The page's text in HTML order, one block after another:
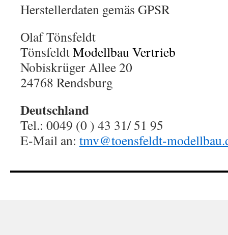
Herstellerdaten gemäs GPSR
Olaf Tönsfeldt
TönsfeldtModellbau Vertrieb
Nobiskrüger Allee 20
24768 Rendsburg
Deutschland
Tel.: 0049 (0 ) 43 31/ 51 95
E-Mail an: tmv@toensfeldt-